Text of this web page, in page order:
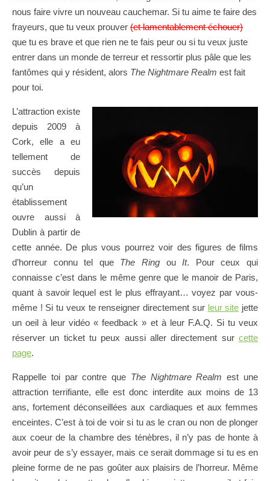
nous faire vivre un nouveau cauchemar. Si tu aime te faire des
frayeurs, que tu veux prouver (et lamentablement échouer)
que tu es brave et que rien ne te fais peur ou si tu veux juste
entrer dans un monde de terreur et ressortir plus pâle que les
fantômes qui y résident, alors The Nightmare Realm est fait
pour toi.
L’attraction existe
depuis 2009 à
Cork, elle a eu
tellement de
succès depuis
qu’un
établissement
ouvre aussi à
Dublin à partir de
cette année. De plus vous pourrez voir des figures de films
d’horreur connu tel que The Ring ouIt. Pour ceux qui
connaisse c’est dans le même genre que le manoir de Paris,
quant à savoir lequel est le plus effrayant… voyez par vous-
même ! Si tu veux te renseigner directement sur leur site jette
un oeil à leur vidéo « feedback » et à leur F.A.Q. Si tu veux
réserver un ticket tu peux aussi aller directement sur cette
page.
Rappelle toi par contre que The Nightmare Realm est une
attraction terrifiante, elle est donc interdite aux moins de 13
ans, fortement déconseillées aux cardiaques et aux femmes
enceintes. C’est à toi de voir si tu as le cran ou non de plonger
aux coeur de la chambre des ténèbres, il n’y pas de honte à
avoir peur de s’y essayer, mais ce serait dommage si tu es en
pleine forme de ne pas goûter aux plaisirs de l’horreur. Même